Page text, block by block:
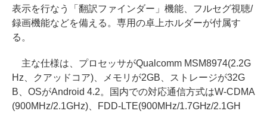
表示を行なう「翻訳ファインダー」機能、フルセグ視聴/
録画機能などを備える。専用の卓上ホルダーが付属す
る。
主な仕様は、プロセッサがQualcomm MSM8974(2.2G
Hz、クアッドコア)、メモリが2GB、ストレージが32G
B、OSがAndroid 4.2。国内での対応通信方式はW-CDMA
(900MHz/2.1GHz)、FDD-LTE(900MHz/1.7GHz/2.1GH